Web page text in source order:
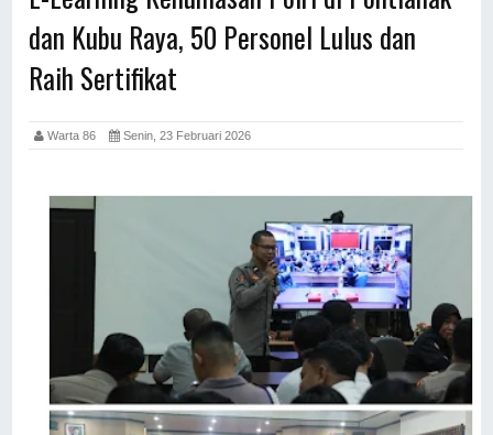
dan Kubu Raya, 50 Personel Lulus dan
Raih Sertifikat
Warta 86 Senin, 23 Februari 2026